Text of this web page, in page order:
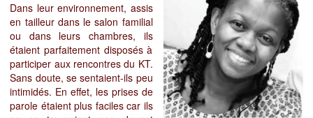
Dans leur environnement, assis
en tailleur dans le salon familial
ou dans leurs chambres, ils
étaient parfaitement disposés à
participer aux rencontres du KT.
Sans doute, se sentaient-ils peu
intimidés. En effet, les prises de
parole étaient plus faciles car ils